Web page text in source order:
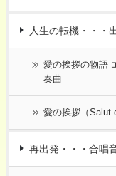
人生の転機・・・
愛の挨拶の物語
奏曲
愛の挨拶（Salut
再出発・・・合唱